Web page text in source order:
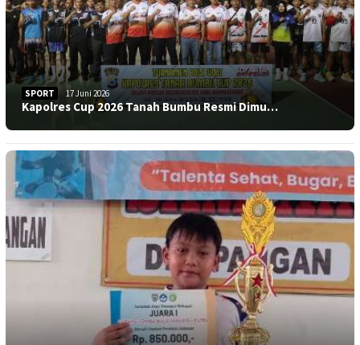
SPORT 17 Juni 2026
Kapolres Cup 2026 Tanah Bumbu Resmi Dimu…